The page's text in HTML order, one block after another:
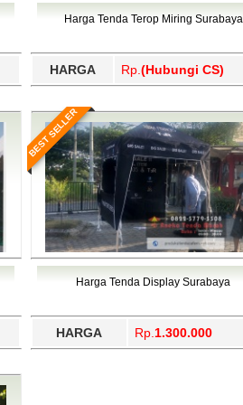
Yalimo, Yogyakarta.
Harga Tenda Terop Miring Surabaya
HARGA Rp. (Hubungi CS)
BEST SELLER
Harga Tenda Display Surabaya
HARGA Rp. 1.300.000